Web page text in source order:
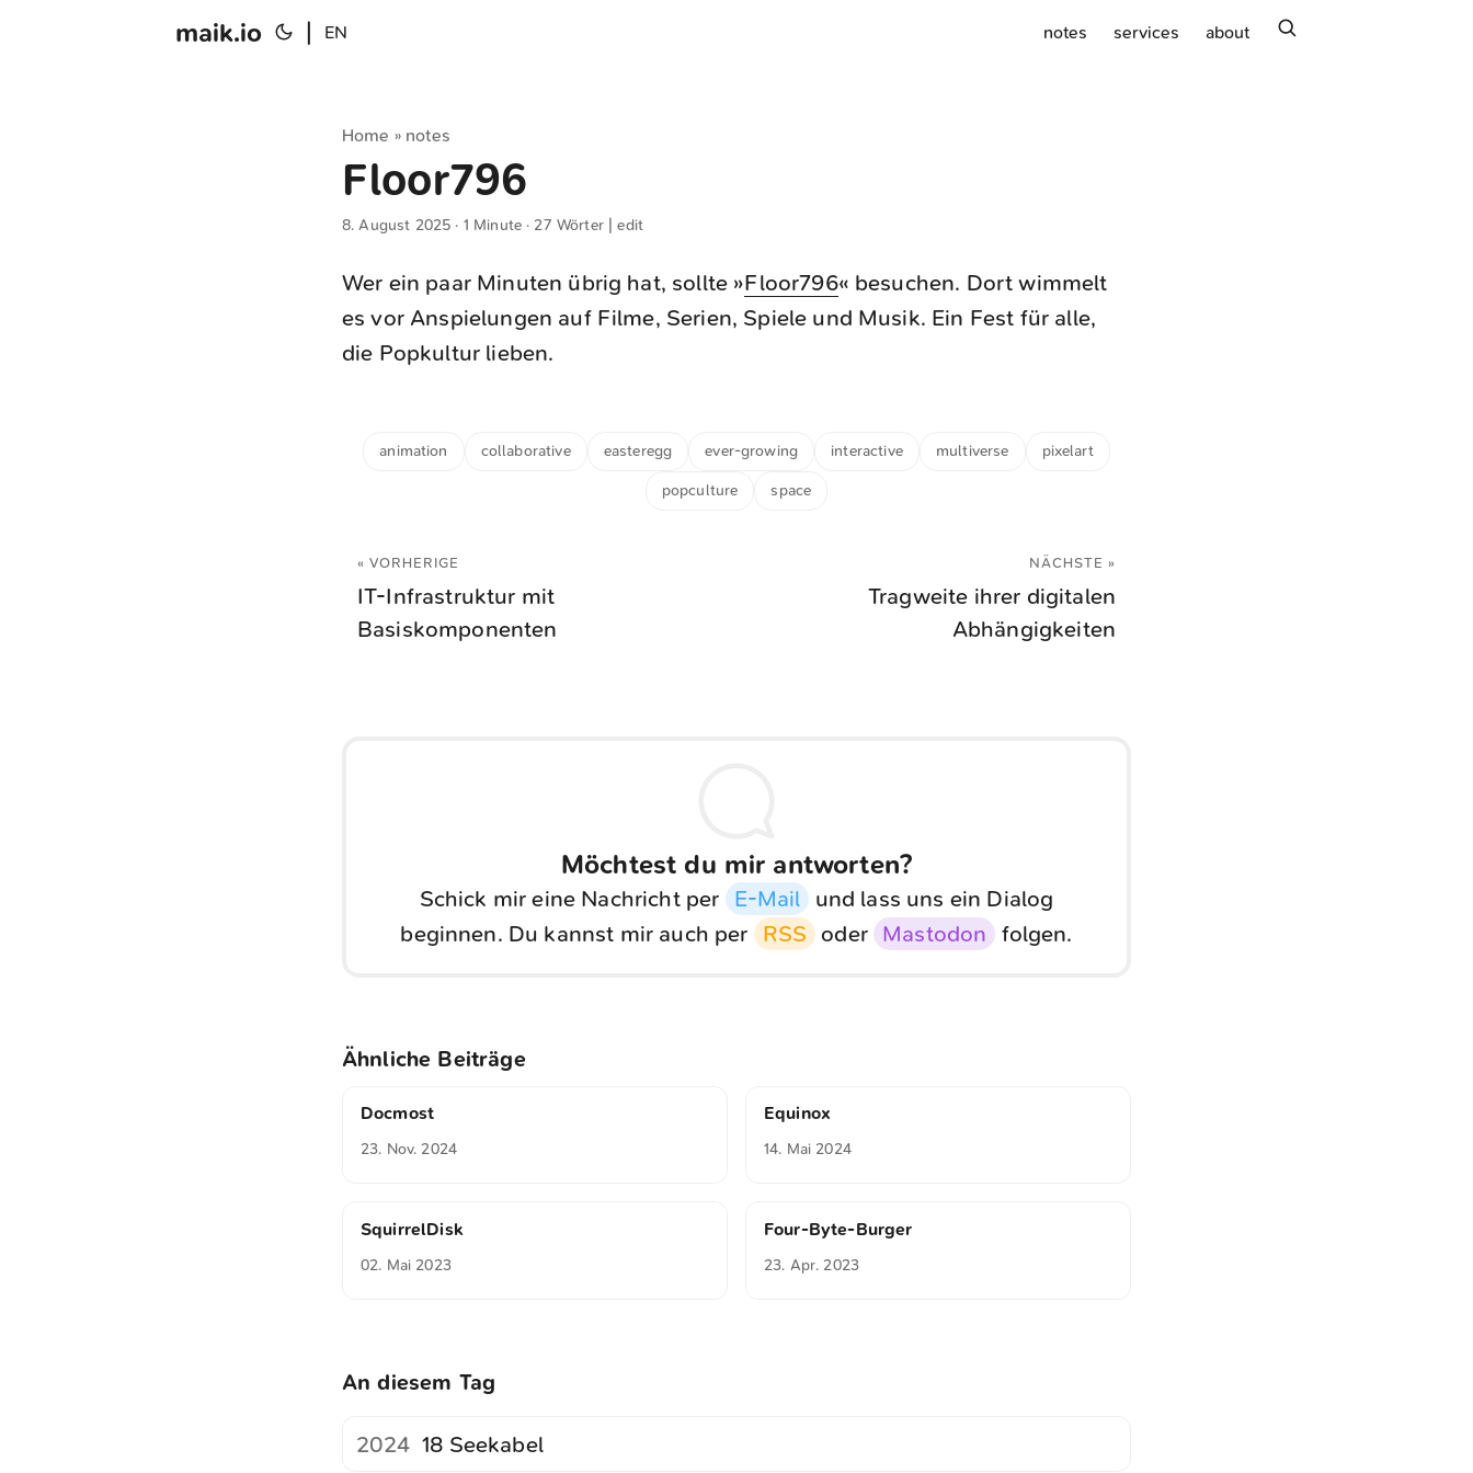
maik.io EN notes services about
Home » notes
Floor796
8. August 2025 · 1 Minute · 27 Wörter |edit
Wer ein paar Minuten übrig hat, sollte »Floor796« besuchen. Dort wimmelt
es vor Anspielungen auf Filme, Serien, Spiele und Musik. Ein Fest für alle,
die Popkultur lieben.
animation collaborative easteregg ever-growing interactive multiverse pixelart
popculture space
« VORHERIGE
IT-Infrastruktur mit
Basiskomponenten
NÄCHSTE »
Tragweite ihrer digitalen
Abhängigkeiten
Möchtest du mir antworten?
Schick mir eine Nachricht per E-Mail
und lass uns ein Dialog
beginnen. Du kannst mir auch per
RSS oder Mastodon folgen.
Ähnliche Beiträge
Docmost
23. Nov. 2024
Equinox
14. Mai 2024
SquirrelDisk
02. Mai 2023
Four-Byte-Burger
23. Apr. 2023
An diesem Tag
2024 18 Seekabel